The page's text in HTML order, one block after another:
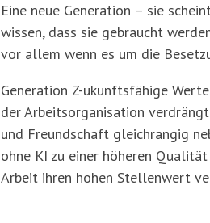
Eine neue Generation – sie
wissen, dass sie gebraucht
vor allem wenn es um die
Generation Z-ukunftsfähige
der Arbeitsorganisation
und Freundschaft gleichrangig
ohne KI zu einer höheren
Arbeit ihren hohen Stellenwert